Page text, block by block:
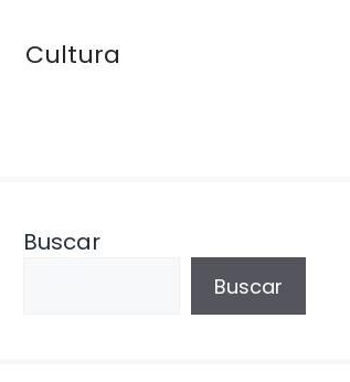
Cultura
Buscar
Buscar